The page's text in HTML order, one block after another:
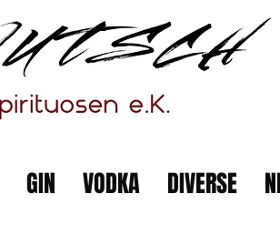
GIN VODKA DIVERSE